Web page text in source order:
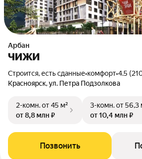
Арбан
ЧИЖИ
Строится, есть сданные•комфорт•4.5
Красноярск, ул. Петра Подзолкова
2-комн.от 45 м²
от 8,8 млн ₽
3-комн.от 56,3
от 10,4 млн ₽
Позвонить